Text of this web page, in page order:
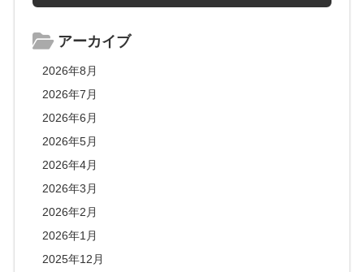
アーカイブ
2026年8月
2026年7月
2026年6月
2026年5月
2026年4月
2026年3月
2026年2月
2026年1月
2025年12月